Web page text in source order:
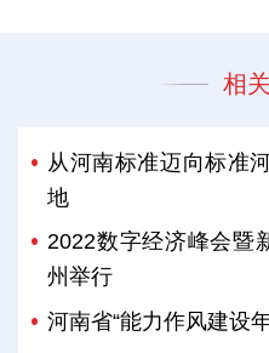
相
从河南标准迈向标准
地
2022数字经济峰会暨
州举行
河南省“能力作风建设